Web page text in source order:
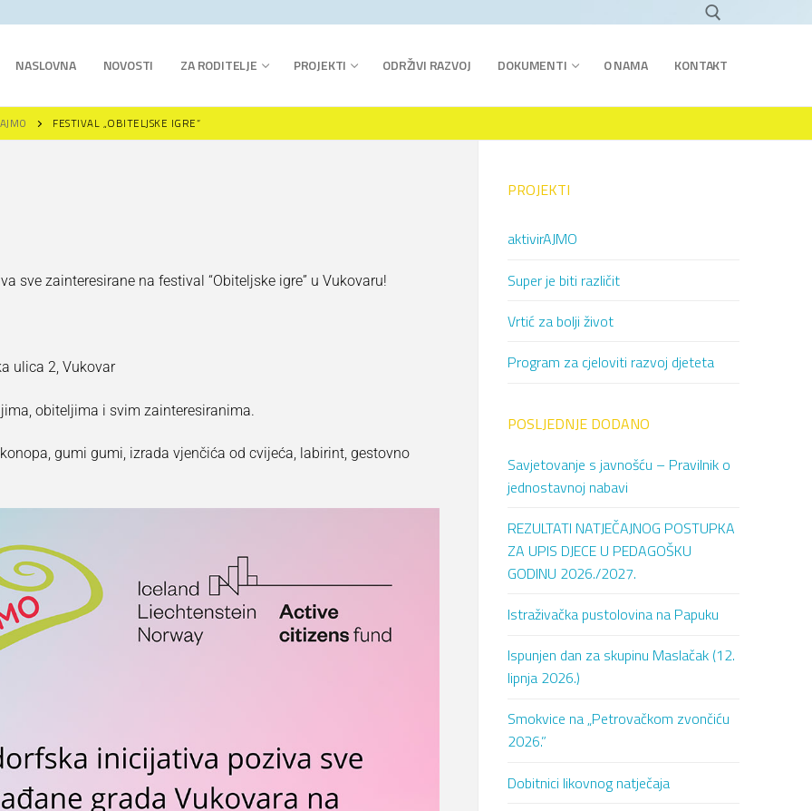
NASLOVNA NOVOSTI ZA RODITELJE PROJEKTI ODRŽIVI RAZVOJ DOKUMENTI O NAMA KONTAKT
I
potrebama
vrtića
FESTIVAL „OBITELJSKE IGRE“
sve zainteresirane na festival “Obiteljske igre” u Vukovaru!
ulica 2, Vukovar
obiteljima i svim zainteresiranima.
gumi gumi, izrada vjenčića od cvijeća, labirint, gestovno
PROJEKTI
aktivirAJMO
Super je biti različit
Vrtić za bolji život
Program za cjeloviti razvoj djeteta
POSLJEDNJE DODANO
Savjetovanje s javnošću – Pravilnik o
jednostavnoj nabavi
REZULTATI NATJEČAJNOG POSTUPKA
ZA UPIS DJECE U PEDAGOŠKU
GODINU 2026./2027.
Istraživačka pustolovina na Papuku
Ispunjen dan za skupinu Maslačak (12.
lipnja 2026.)
Smokvice na „Petrovačkom zvončiću
2026.”
Dobitnici likovnog natječaja